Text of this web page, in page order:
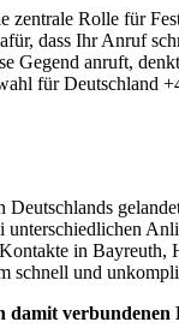
Rolle für
dass Ihr Anruf
anruft,
für
in
und
verbundenen